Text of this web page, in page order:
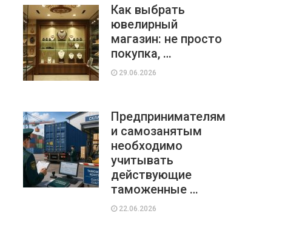
Как выбрать
ювелирный
магазин: не просто
покупка, …
29.06.2026
Предпринимателям
и самозанятым
необходимо
учитывать
действующие
таможенные …
22.06.2026